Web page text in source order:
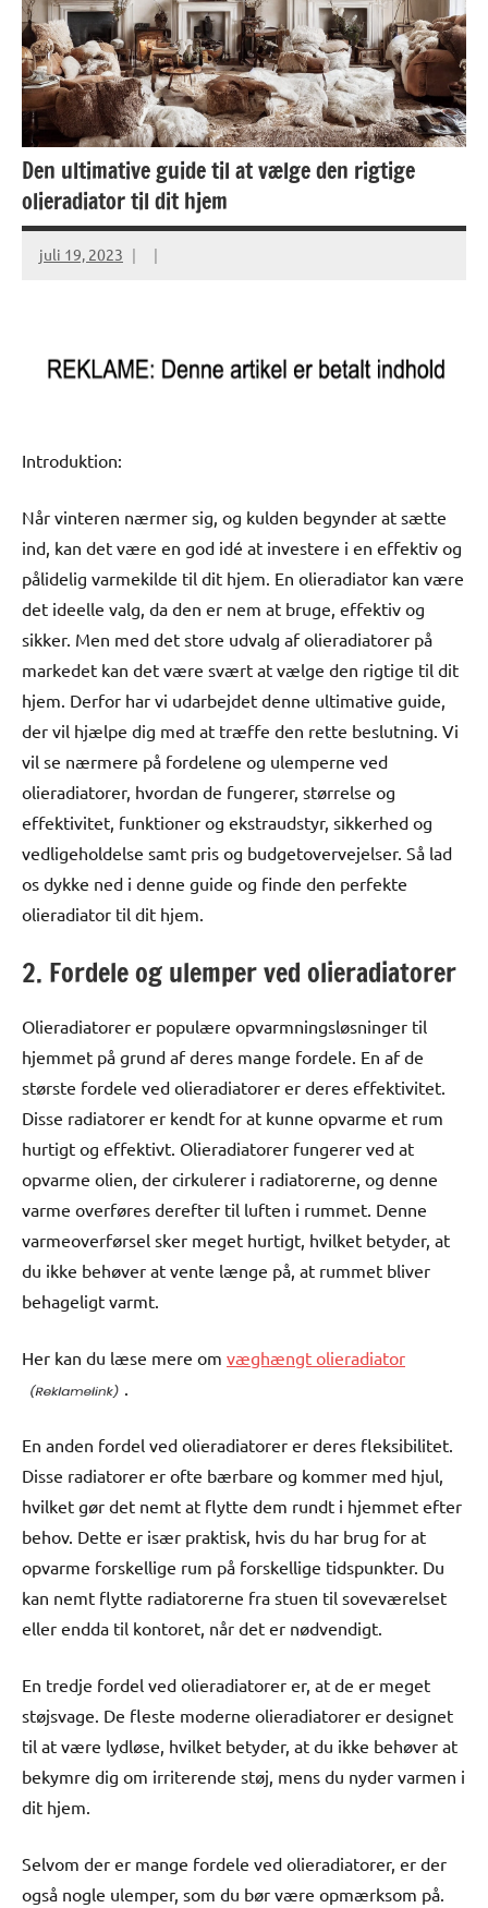
Den ultimative guide til at vælge den rigtige
olieradiator til dit hjem
juli 19, 2023
Introduktion:
Når vinteren nærmer sig, og kulden begynder at sætte
ind, kan det være en god idé at investere i en effektiv og
pålidelig varmekilde til dit hjem. En olieradiator kan være
det ideelle valg, da den er nem at bruge, effektiv og
sikker. Men med det store udvalg af olieradiatorer på
markedet kan det være svært at vælge den rigtige til dit
hjem. Derfor har vi udarbejdet denne ultimative guide,
der vil hjælpe dig med at træffe den rette beslutning. Vi
vil se nærmere på fordelene og ulemperne ved
olieradiatorer, hvordan de fungerer, størrelse og
effektivitet, funktioner og ekstraudstyr, sikkerhed og
vedligeholdelse samt pris og budgetovervejelser. Så lad
os dykke ned i denne guide og finde den perfekte
olieradiator til dit hjem.
2. Fordele og ulemper ved olieradiatorer
Olieradiatorer er populære opvarmningsløsninger til
hjemmet på grund af deres mange fordele. En af de
største fordele ved olieradiatorer er deres effektivitet.
Disse radiatorer er kendt for at kunne opvarme et rum
hurtigt og effektivt. Olieradiatorer fungerer ved at
opvarme olien, der cirkulerer i radiatorerne, og denne
varme overføres derefter til luften i rummet. Denne
varmeoverførsel sker meget hurtigt, hvilket betyder, at
du ikke behøver at vente længe på, at rummet bliver
behageligt varmt.
Her kan du læse mere om væghængt olieradiator
En anden fordel ved olieradiatorer er deres fleksibilitet.
Disse radiatorer er ofte bærbare og kommer med hjul,
hvilket gør det nemt at flytte dem rundt i hjemmet efter
behov. Dette er især praktisk, hvis du har brug for at
opvarme forskellige rum på forskellige tidspunkter. Du
kan nemt flytte radiatorerne fra stuen til soveværelset
eller endda til kontoret, når det er nødvendigt.
En tredje fordel ved olieradiatorer er, at de er meget
støjsvage. De fleste moderne olieradiatorer er designet
til at være lydløse, hvilket betyder, at du ikke behøver at
bekymre dig om irriterende støj, mens du nyder varmen i
dit hjem.
Selvom der er mange fordele ved olieradiatorer, er der
også nogle ulemper, som du bør være opmærksom på.